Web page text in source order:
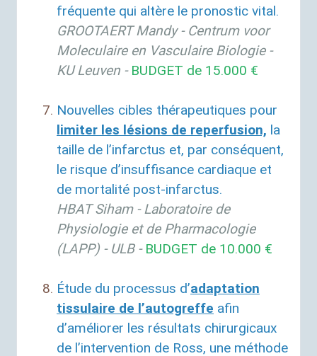
fréquente qui altère le pronostic vital.
GROOTAERTMandy - Centrum voor
Moleculaire en Vasculaire Biologie -
KULeuven - BUDGET de 15.000 €
Nouvelles cibles thérapeutiques pour
limiter les lésions de reperfusion, la
taille de l’infarctus et, par conséquent,
le risque d’insuffisance cardiaque et
de mortalité post-infarctus.
HBATSiham - Laboratoire de
Physiologie et de Pharmacologie
(LAPP) - ULB- BUDGET de 10.000 €
Étude du processus d’adaptation
tissulaire de l’autogreffe afin
d’améliorer les résultats chirurgicaux
de l’intervention de Ross, une méthode